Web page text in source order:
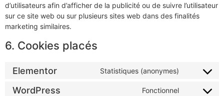
d’utilisateurs afin d’afficher de la publicité ou de suivre l’utilisateur
sur ce site web ou sur plusieurs sites web dans des finalités
marketing similaires.
6. Cookies placés
Elementor Statistiques (anonymes)
WordPress Fonctionnel